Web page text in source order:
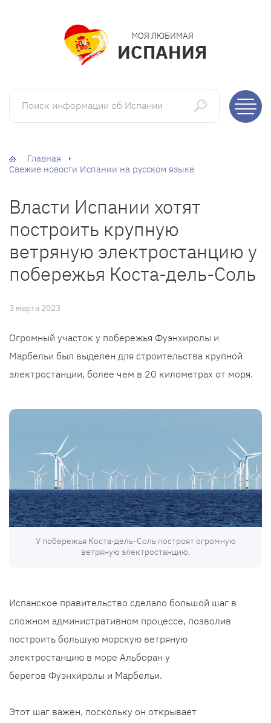
МОЯ ЛЮБИМАЯ
ИСПАНИЯ
Поиск информации об Испании
Главная
Свежие новости Испании на русском языке
Власти Испании хотят
построить крупную
ветряную электростанцию у
побережья Коста-дель-Соль
3 марта 2023
Огромный участок у побережья Фуэнхиролы и
Марбельи был выделен для строительства крупной
электростанции, более чем в 20 километрах от моря.
У побережья Коста-дель-Соль построят огромную
ветряную электростанцию.
Испанское правительство сделало большой шаг в
сложном административном процессе, позволив
построить большую морскую ветряную
электростанцию ​​в море Альборан у
берегов Фуэнхиролы и Марбельи.
Этот шаг важен, поскольку он открывает